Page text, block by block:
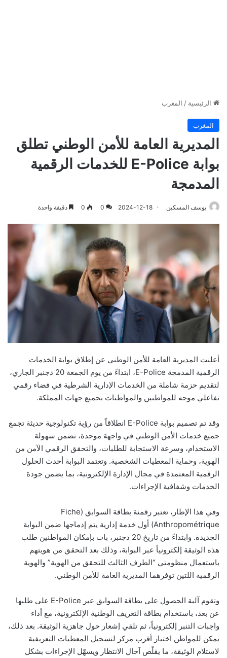
الرئيسية / المغرب
المغرب
المديرية العامة للأمن الوطني تطلق
بوابة E-Police للخدمات الرقمية
المدمجة
يوسف المسكين 2024-12-18
0
0 دقيقة واحدة
أعلنت المديرية العامة للأمن الوطني عن إطلاق بوابة الخدمات
الرقمية المدمجة E-Police، ابتداءً من يوم الجمعة 20 دجنبر الجاري،
لتقديم حزمة شاملة من الخدمات الإدارية الشرطية في فضاء رقمي
تفاعلي موجه للمواطنين والمواطنات بجميع جهات المملكة.
وقد تم تصميم بوابة E-Police انطلاقاً من رؤية تكنولوجية حديثة تجمع
جميع خدمات الأمن الوطني في واجهة موحدة، تضمن سهولة
الاستخدام، وسرعة الاستجابة للطلبات، والتحقق الرقمي الآمن من
الهوية، وحماية المعطيات الشخصية. وتعتمد البوابة أحدث الحلول
الرقمية المعتمدة في مجال الإدارة الإلكترونية، بما يضمن جودة
الخدمات وشفافية الإجراءات.
وفي هذا الإطار، تعتبر رقمنة بطاقة السوابق (Fiche
Anthropométrique) أول خدمة إدارية يتم إدماجها ضمن البوابة
الجديدة. وابتداءً من تاريخ 20 دجنبر، بات بإمكان المواطنين طلب
هذه الوثيقة إلكترونياً عبر البوابة، وذلك بعد التحقق من هويتهم
باستعمال منظومتي “الطرف الثالث للتحقق من الهوية” والهوية
الرقمية اللتين توفرهما المديرية العامة للأمن الوطني.
وتقوم آلية الحصول على بطاقة السوابق عبر E-Police على طلبها
عن بعد، باستخدام بطاقة التعريف الوطنية الإلكترونية، مع أداء
واجبات التنبر إلكترونياً، ثم تلقي إشعار حول جاهزية الوثيقة. بعد ذلك،
يمكن للمواطن اختيار أقرب مركز لتسجيل المعطيات التعريفية
لاستلام الوثيقة، ما يقلّص آجال الانتظار ويسهّل الإجراءات بشكل